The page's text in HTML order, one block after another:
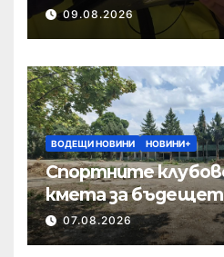
09.08.2026
ВОДЕЩИ НОВИНИ НОВИНИ+
Спортните
кмета за
полк
07.08.2026